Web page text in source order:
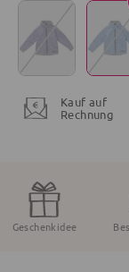
Kauf auf
Rechnung
Geschenkidee